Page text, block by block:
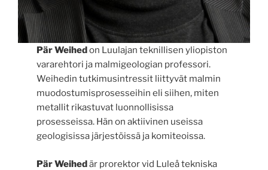
Pär Weihedon Luulajan teknillisen yliopiston
vararehtori ja malmigeologian professori.
Weihedin tutkimusintressit liittyvät malmin
muodostumisprosesseihin eli siihen, miten
metallit rikastuvat luonnollisissa
prosesseissa. Hän on aktiivinen useissa
geologisissa järjestöissä ja komiteoissa.
Pär Weihedär prorektor vid Luleå tekniska